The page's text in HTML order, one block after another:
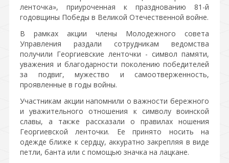
ленточка», приуроченная к празднованию 81-й
годовщины Победы в Великой Отечественной войне.
В рамках акции члены Молодежного совета
Управления раздали сотрудникам ведомства
получили Георгиевские ленточки - символ памяти,
уважения и благодарности поколению победителей
за подвиг, мужество и самоотверженность,
проявленные в годы войны.
Участникам акции напомнили о важности бережного
и уважительного отношения к символу воинской
славы, а также рассказали о правилах ношения
Георгиевской ленточки. Ее принято носить на
одежде ближе к сердцу, аккуратно закрепляя в виде
петли, банта или с помощью значка на лацкане.